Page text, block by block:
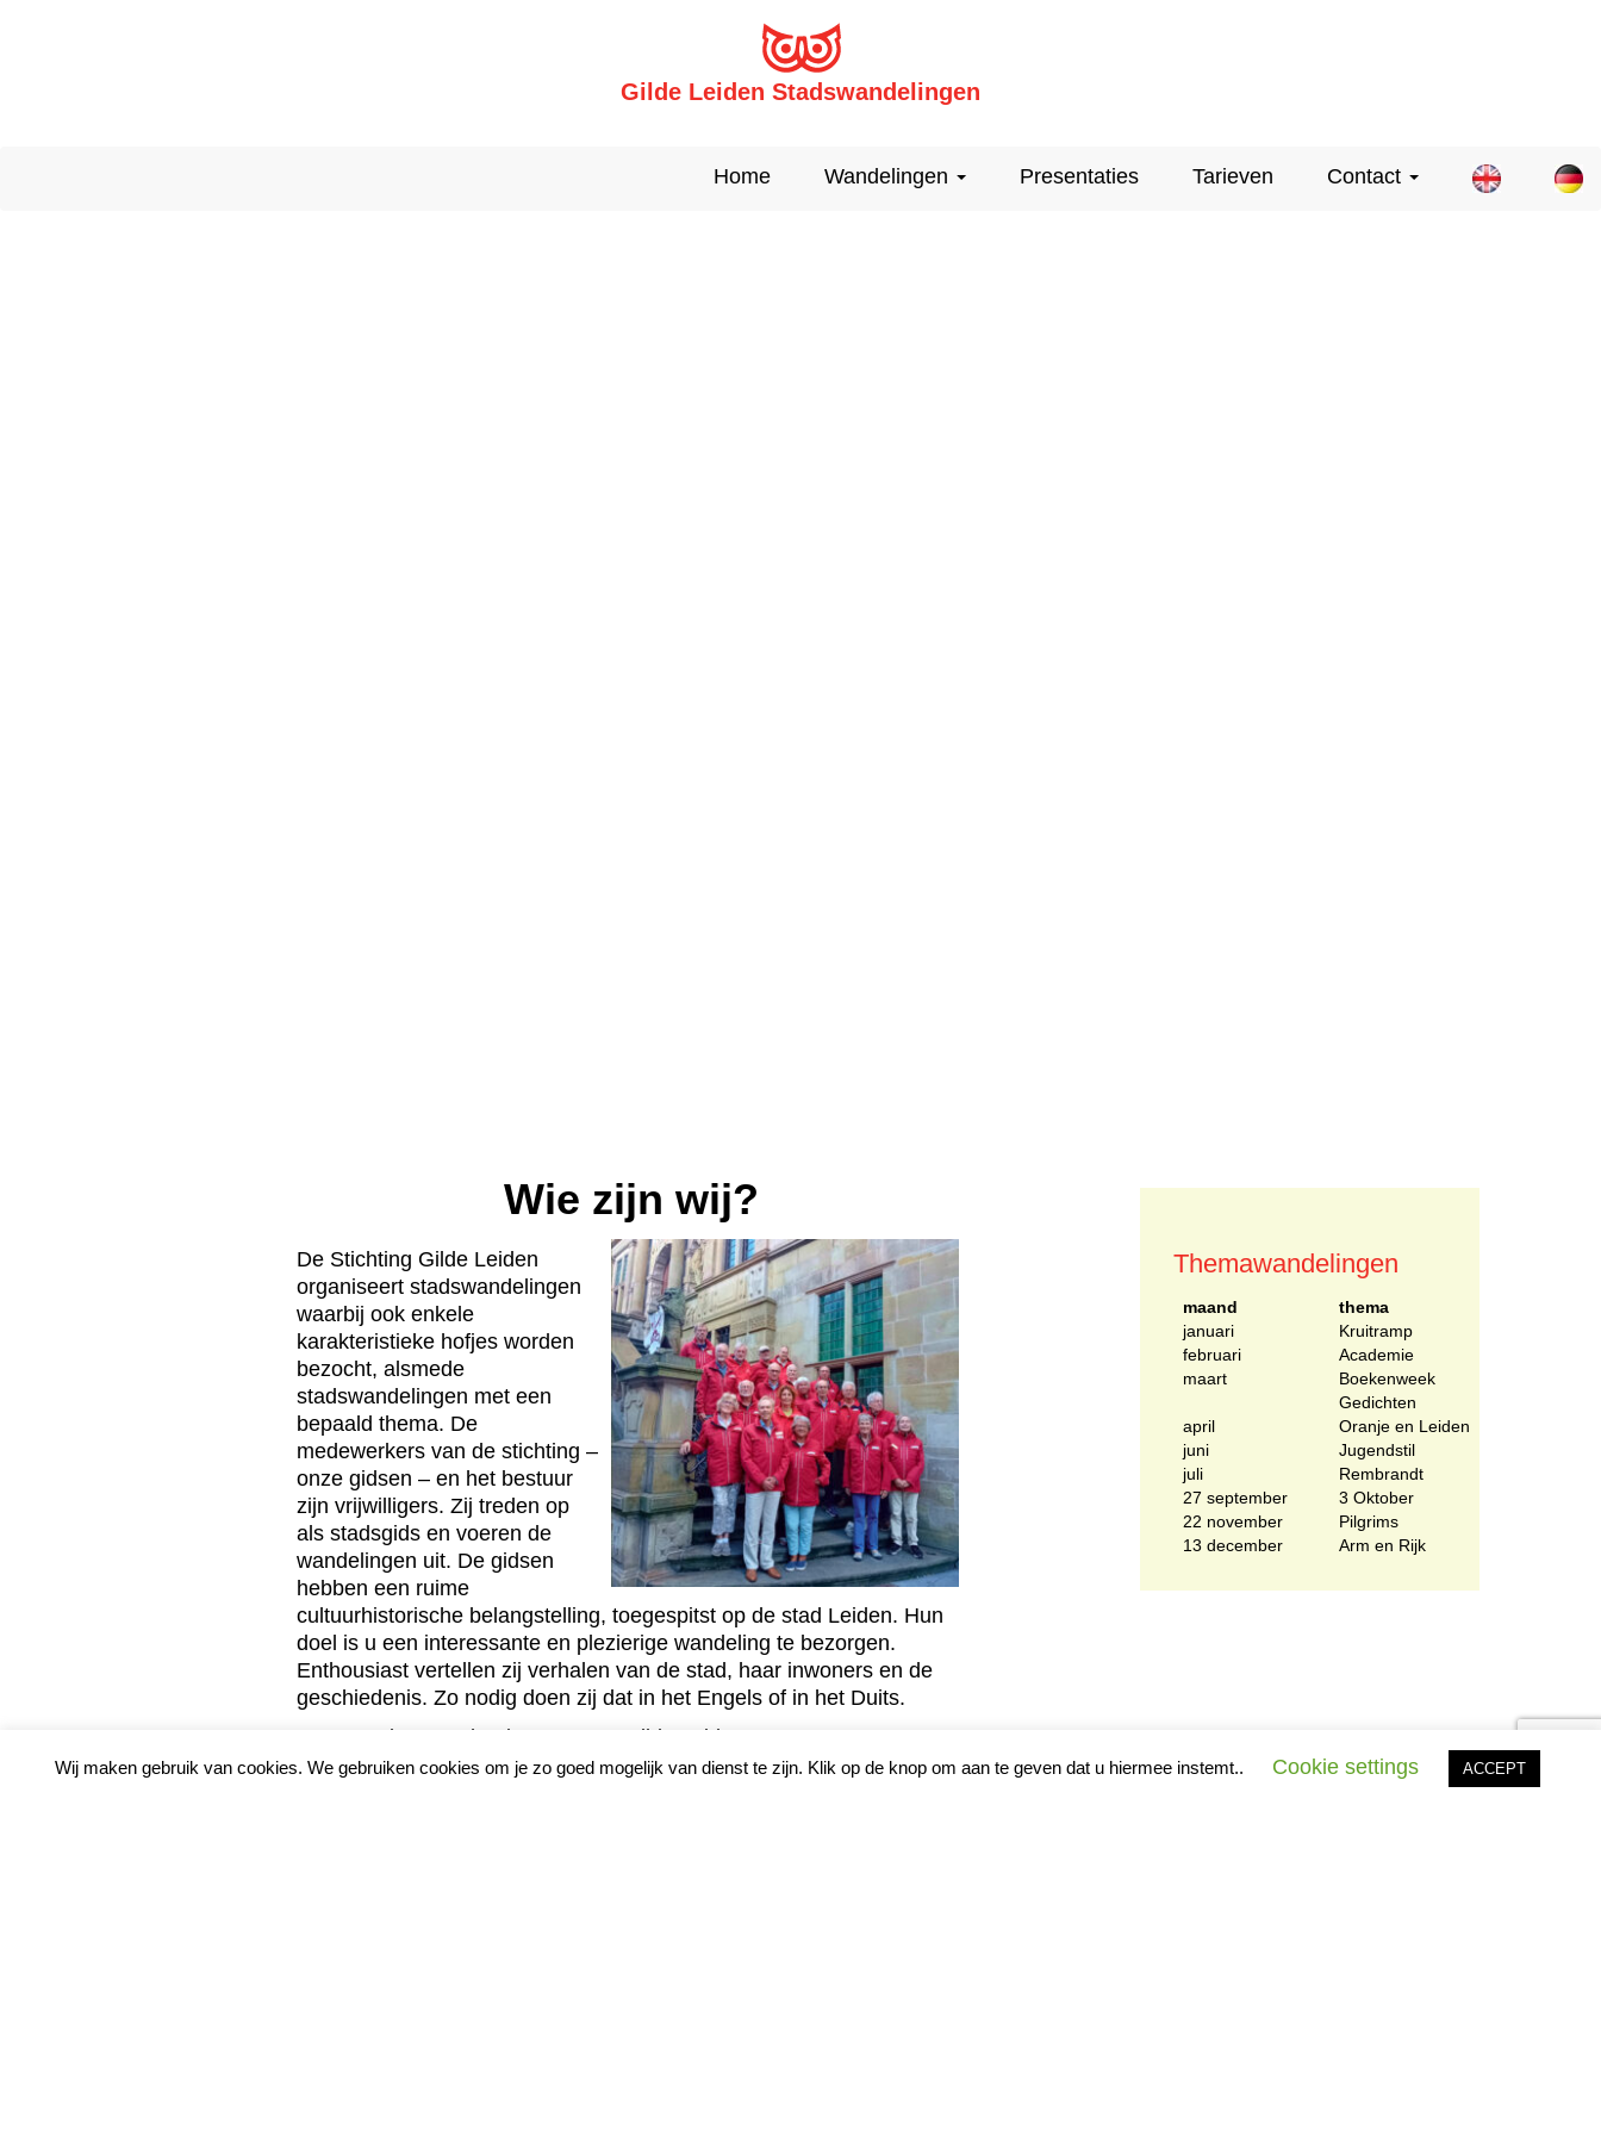
Gilde Leiden Stadswandelingen
Home Wandelingen Presentaties Tarieven Contact
Wie zijn wij?
De Stichting Gilde Leiden
organiseert stadswandelingen
waarbij ook enkele
karakteristieke hofjes worden
bezocht, alsmede
stadswandelingen met een
bepaald thema. De
medewerkers van de stichting –
onze gidsen – en het bestuur
zijn vrijwilligers. Zij treden op
als stadsgids en voeren de
wandelingen uit. De gidsen
hebben een ruime
cultuurhistorische belangstelling, toegespitst op de stad Leiden. Hun
doel is u een interessante en plezierige wandeling te bezorgen.
Enthousiast vertellen zij verhalen van de stad, haar inwoners en de
geschiedenis. Zo nodig doen zij dat in het Engels of in het Duits.
Contactadres van het bestuur van Gilde Leiden:
secretaris@gildeleiden.nl. Dit mailadres is niet bedoeld voor het
Themawandelingen
maand
thema
januari
Kruitramp
februari
Academie
maart
Boekenweek
Gedichten
april
Oranje en Leiden
juni
Jugendstil
juli
Rembrandt
27 september
3 Oktober
22 november
Pilgrims
13 december
Arm en Rijk
Wij maken gebruik van cookies. We gebruiken cookies om je zo goed mogelijk van dienst te zijn. Klik op de knop om aan te geven dat u hiermee instemt.. Cookie settings ACCEPT